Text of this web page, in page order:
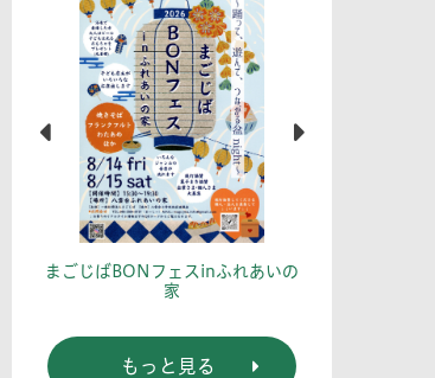
まごじばBONフェスinふれあいの
家
もっと見る